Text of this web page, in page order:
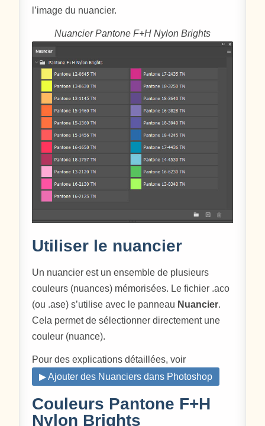
l’image du nuancier.
Nuancier Pantone F+H Nylon Brights
Utiliser le nuancier
Un nuancier est un ensemble de plusieurs
couleurs (nuances) mémorisées. Le fichier .aco
(ou .ase) s’utilise avec le panneau Nuancier.
Cela permet de sélectionner directement une
couleur (nuance).
Pour des explications détaillées, voir
▶ Ajouter des Nuanciers dans Photoshop
Couleurs Pantone F+H
Nylon Brights